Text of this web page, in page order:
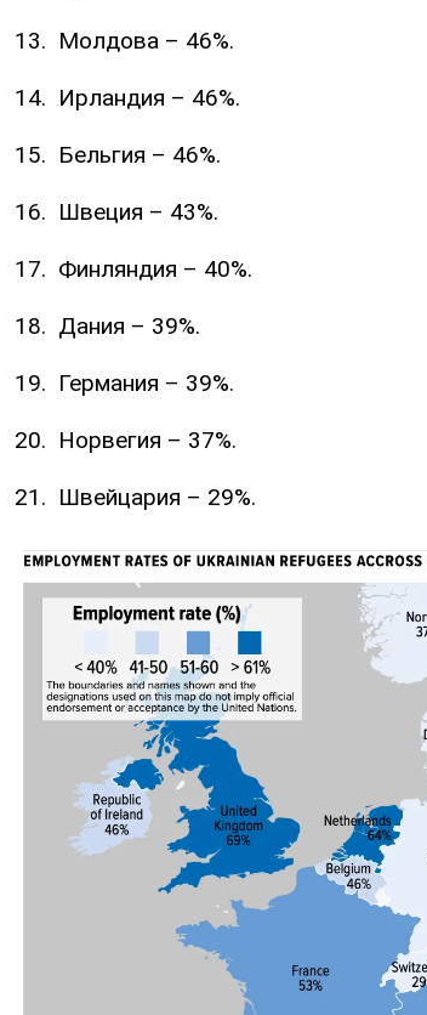
Молдова – 46%.
Ирландия – 46%.
Бельгия – 46%.
Швеция – 43%.
Финляндия – 40%.
Дания – 39%.
Германия – 39%.
Норвегия – 37%.
Швейцария – 29%.